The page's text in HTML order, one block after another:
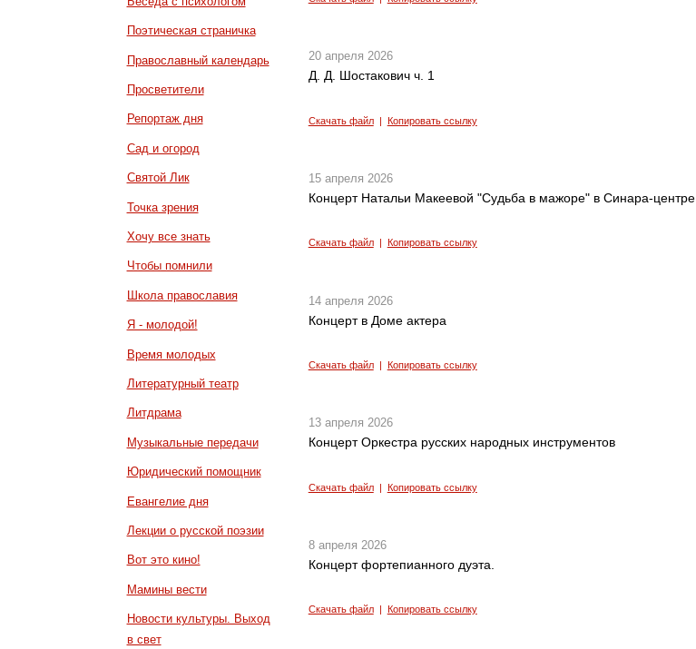
Поэтическая страничка
Православный календарь
Просветители
Репортаж дня
Сад и огород
Святой Лик
Точка зрения
Хочу все знать
Чтобы помнили
Школа православия
Я - молодой!
Время молодых
Литературный театр
Литдрама
Музыкальные передачи
Юридический помощник
Евангелие дня
Лекции о русской поэзии
Вот это кино!
Мамины вести
Новости культуры. Выход
в свет
20 апреля 2026
Д. Д. Шостакович ч. 1
Скачать файл| Копировать ссылку
15 апреля 2026
Концерт Натальи Макеевой "Судьба в мажоре" в Синара-центре
Скачать файл| Копировать ссылку
14 апреля 2026
Концерт в Доме актера
Скачать файл| Копировать ссылку
13 апреля 2026
Концерт Оркестра русских народных инструментов
Скачать файл| Копировать ссылку
8 апреля 2026
Концерт фортепианного дуэта.
Скачать файл| Копировать ссылку